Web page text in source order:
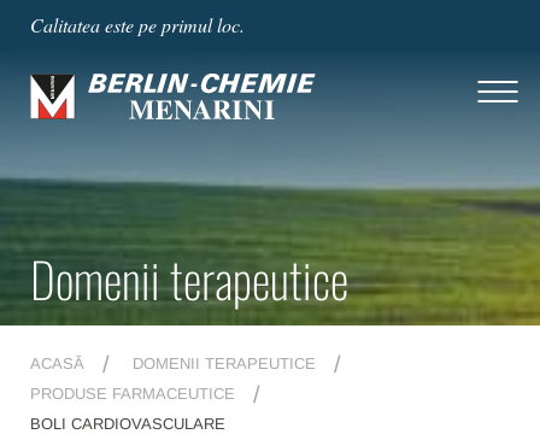
Calitatea este pe primul loc.
Domenii terapeutice
ACASĂ
DOMENII TERAPEUTICE
PRODUSE FARMACEUTICE
BOLI CARDIOVASCULARE